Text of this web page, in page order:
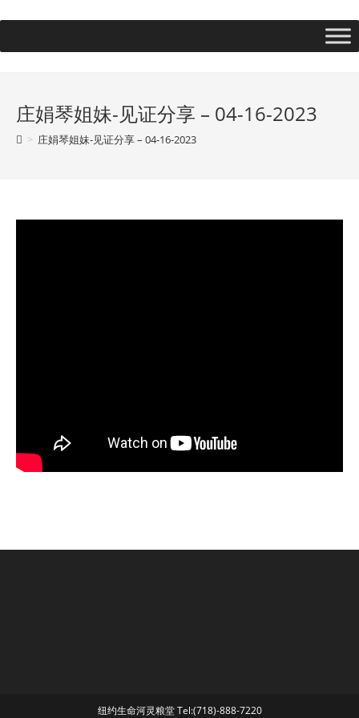
庄娟琴姐妹-见证分享 – 04-16-2023
> 庄娟琴姐妹-见证分享 – 04-16-2023
纽约生命河灵粮堂 Tel:(718)-888-7220